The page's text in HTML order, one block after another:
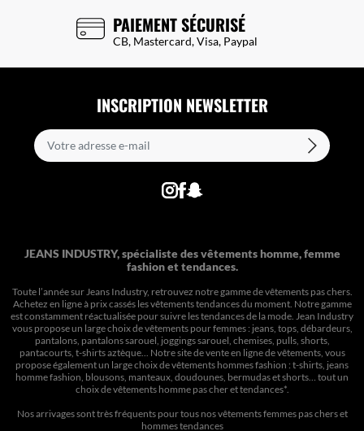
PAIEMENT SÉCURISÉ
CB, Mastercard, Visa, Paypal
INSCRIPTION NEWSLETTER
JEANS INDUSTRY, spécialiste des vêtements homme, femme
fashion et tendances.
Toute l’année sur Jeans Industry, retrouvez notre gamme de vêtements pas chers.
Achetez en ligne à prix cassés les vêtements tendances du moment. Notre gamme
est constamment réactualisée pour suivre les tendances de la mode. Jean Industry
vous propose un large choix de vêtements pour femmes : jeans, tops, débardeurs,
pantalons, pantalons sarouel, joggings sarouel, chemises, pulls, shorts,
pantacourts, t-shirts aztèque... Notre site de vente en ligne de vêtements, vous
propose également un large choix de vêtements hommes fashion : t-shirts, jeans
homme fashion, blousons, manteaux, doudounes, bermudas et shorts… tout un
choix devêtements homme pas cher et tendances*.
Nos arrivages sont très fréquents pour tous nosvêtements femmes pas cherset
hommes tendances